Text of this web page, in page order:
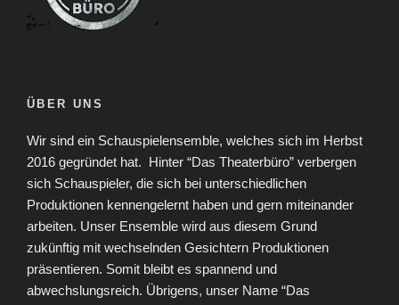
ÜBER UNS
Wir sind ein Schauspielensemble, welches sich im Herbst
2016 gegründet hat. Hinter “Das Theaterbüro” verbergen
sich Schauspieler, die sich bei unterschiedlichen
Produktionen kennengelernt haben und gern miteinander
arbeiten. Unser Ensemble wird aus diesem Grund
zukünftig mit wechselnden Gesichtern Produktionen
präsentieren. Somit bleibt es spannend und
abwechslungsreich. Übrigens, unser Name “Das